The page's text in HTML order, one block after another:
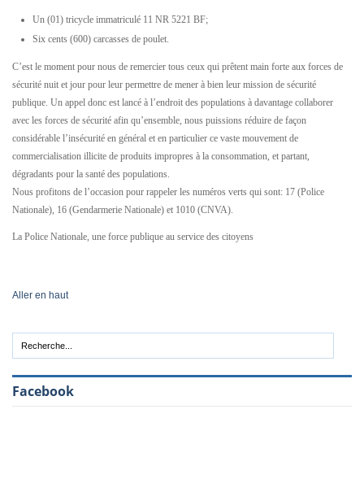
Un (01) tricycle immatriculé 11 NR 5221 BF;
Six cents (600) carcasses de poulet.
C’est le moment pour nous de remercier tous ceux qui prêtent main forte aux forces de
sécurité nuit et jour pour leur permettre de mener à bien leur mission de sécurité
publique. Un appel donc est lancé à l’endroit des populations à davantage collaborer
avec les forces de sécurité afin qu’ensemble, nous puissions réduire de façon
considérable l’insécurité en général et en particulier ce vaste mouvement de
commercialisation illicite de produits impropres à la consommation, et partant,
dégradants pour la santé des populations.
Nous profitons de l’occasion pour rappeler les numéros verts qui sont: 17 (Police
Nationale), 16 (Gendarmerie Nationale) et 1010 (CNVA).
La Police Nationale, une force publique au service des citoyens
Aller en haut
Facebook